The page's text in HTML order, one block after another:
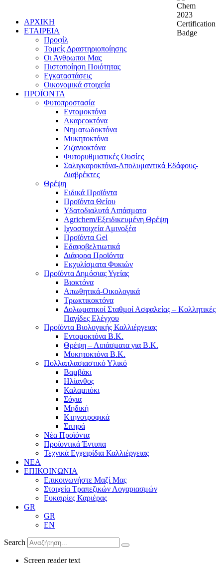
ΑΡΧΙΚΗ
ΕΤΑΙΡΕΙΑ
Προφίλ
Τομείς Δραστηριοποίησης
Οι Άνθρωποι Μας
Πιστοποίηση Ποιότητας
Εγκαταστάσεις
Οικονομικά στοιχεία
ΠΡΟΪΟΝΤΑ
Φυτοπροστασία
Εντομοκτόνα
Ακαρεοκτόνα
Νηματωδοκτόνα
Μυκητοκτόνα
Ζιζανιοκτόνα
Φυτορυθμιστικές Ουσίες
Σαλιγκαροκτόνα-Απολυμαντικά Εδάφους-
Διαβρέκτες
Θρέψη
Ειδικά Προϊόντα
Προϊόντα Θείου
Υδατοδιαλυτά Λιπάσματα
Agrichem/Εξειδικευμένη Θρέψη
Ιχνοστοιχεία Αμινοξέα
Προϊόντα Gel
Εδαφοβελτιωτικά
Διάφορα Προϊόντα
Εκχυλίσματα Φυκιών
Προϊόντα Δημόσιας Υγείας
Βιοκτόνα
Απωθητικά-Οικολογικά
Τρωκτικοκτόνα
Δολωματικοί Σταθμοί Ασφαλείας – Κολλητικές
Παγίδες Ελέγχου
Προϊόντα Βιολογικής Καλλιέργειας
Εντομοκτόνα Β.Κ.
Θρέψη – Λιπάσματα για Β.Κ.
Μυκητοκτόνα Β.Κ.
Πολλαπλασιαστικό Υλικό
Βαμβάκι
Ηλίανθος
Καλαμπόκι
Σόγια
Μηδική
Κτηνοτροφικά
Σιτηρά
Νέα Προϊόντα
Προϊοντικά Έντυπα
Τεχνικά Εγχειρίδια Καλλιέργειας
ΝΕΑ
ΕΠΙΚΟΙΝΩΝΙΑ
Επικοινωνήστε Μαζί Μας
Στοιχεία Τραπεζικών Λογαριασμών
Ευκαιρίες Καριέρας
GR
GR
EN
Search
Screen reader text